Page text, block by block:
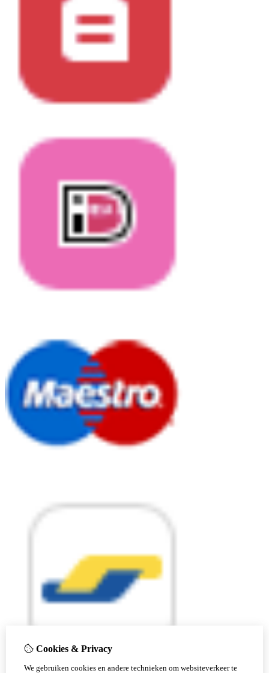
Cookies & Privacy
We gebruiken cookies en andere technieken om websiteverkeer te